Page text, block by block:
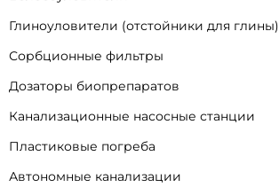
Глиноуловители (отстойники для глины)
Сорбционные фильтры
Дозаторы биопрепаратов
Канализационные насосные станции
Пластиковые погреба
Автономные канализации